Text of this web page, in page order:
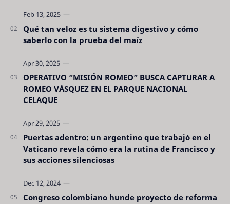
Qué tan veloz es tu sistema digestivo y cómo
saberlo con la prueba del maíz
OPERATIVO “MISIÓN ROMEO” BUSCA CAPTURAR A
ROMEO VÁSQUEZ EN EL PARQUE NACIONAL
CELAQUE
Puertas adentro: un argentino que trabajó en el
Vaticano revela cómo era la rutina de Francisco y
sus acciones silenciosas
Congreso colombiano hunde proyecto de reforma